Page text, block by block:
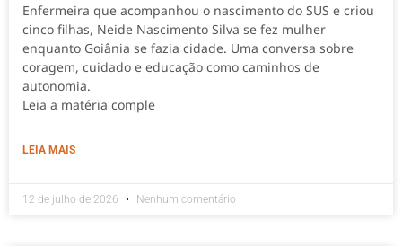
Enfermeira que acompanhou o nascimento do SUS e criou
cinco filhas, Neide Nascimento Silva se fez mulher
enquanto Goiânia se fazia cidade. Uma conversa sobre
coragem, cuidado e educação como caminhos de
autonomia.
Leia a matéria comple
LEIA MAIS
12 de julho de 2026 Nenhum comentário